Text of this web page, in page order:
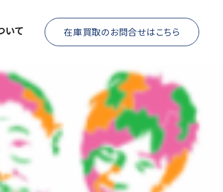
いて 在庫買取のお問合せはこちら